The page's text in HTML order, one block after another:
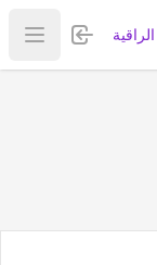
الراقية تسجيل
عرض